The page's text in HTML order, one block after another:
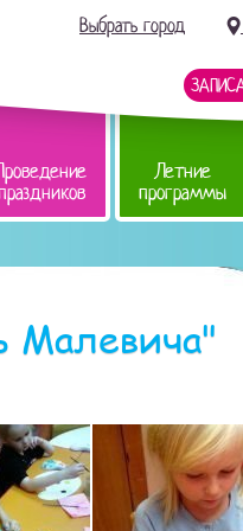
Выбрать город
Летние
программы
Малевича"